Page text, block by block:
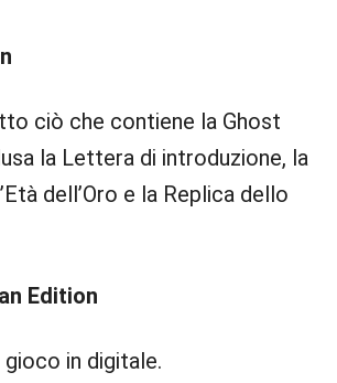
ciò che contiene la Ghost
la Lettera di introduzione, la
dell’Oro e la Replica dello
Edition
gioco in digitale.